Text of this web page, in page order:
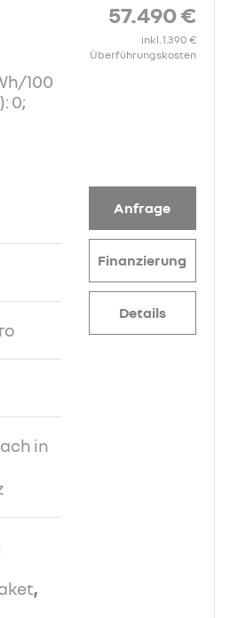
100
0;
57.490 €
inkl. 1.390 €
Überführungskosten
in
,
Anfrage
Finanzierung
Details